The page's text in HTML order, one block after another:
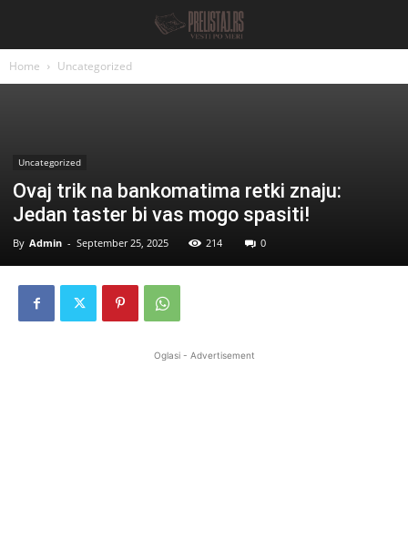
Home Uncategorized
Uncategorized
Ovaj trik na bankomatima retki znaju:
Jedan taster bi vas mogo spasiti!
By Admin - September 25, 2025 214 0
Oglasi - Advertisement